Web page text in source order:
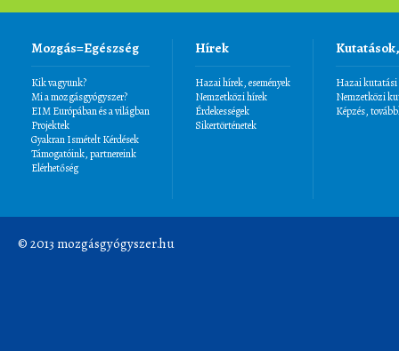
Mozgás=Egészség
Kik vagyunk?
Mi a mozgásgyógyszer?
EIM Európában és a világban
Projektek
Gyakran Ismételt Kérdések
Támogatóink, partnereink
Elérhetőség
Hírek
Hazai hírek, események
Nemzetközi hírek
Érdekességek
Sikertörténetek
Hazai kutatási
Nemzetközi
Képzés,
© 2013 mozgásgyógyszer.hu